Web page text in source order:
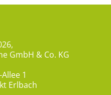
GmbH & Co. KG
1
Erlbach